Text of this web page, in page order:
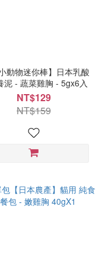
動物迷你棒】日本乳酸
泥 - 蔬菜雞胸 - 5gx6入
NT$129
NT$159